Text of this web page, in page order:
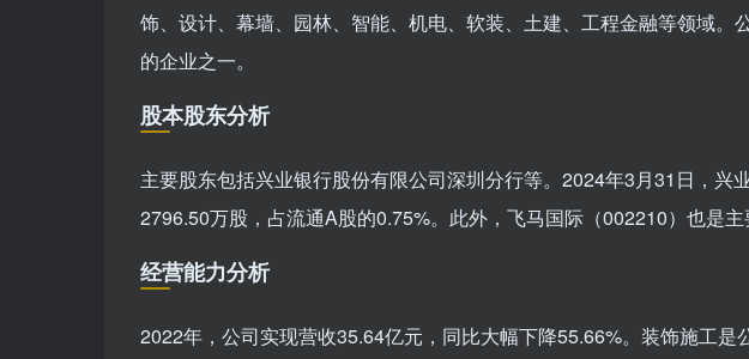
饰、设计、幕墙、园林、智能、机电、软装、土建、工程金融等领域。
的企业之一。
股本股东分析
主要股东包括兴业银行股份有限公司深圳分行等。2024年3月31日，兴
2796.50万股，占流通A股的0.75%。此外，飞马国际（002210）也是主
经营能力分析
2022年，公司实现营收35.64亿元，同比大幅下降55.66%。装饰施工是